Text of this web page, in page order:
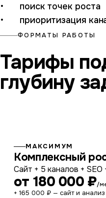
поиск точек роста
приоритизация
ФОРМАТЫ РАБОТЫ
Тарифы
глубину
МАКСИМУМ
Комплексный
Сайт + 5 каналов +
от 180 000 ₽/
+ 165 000 ₽ — сайт и анализ